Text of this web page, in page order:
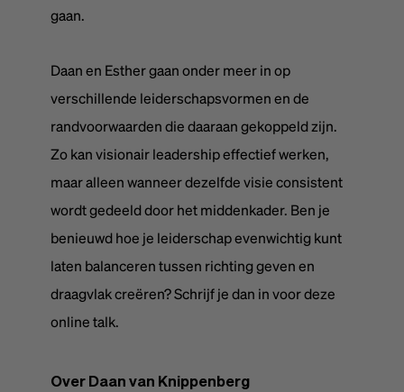
gaan.
Daan en Esther gaan onder meer in op
verschillende leiderschapsvormen en de
randvoorwaarden die daaraan gekoppeld zijn.
Zo kan visionair leadership effectief werken,
maar alleen wanneer dezelfde visie consistent
wordt gedeeld door het middenkader. Ben je
benieuwd hoe je leiderschap evenwichtig kunt
laten balanceren tussen richting geven en
draagvlak creëren? Schrijf je dan in voor deze
online talk.
Over Daan van Knippenberg